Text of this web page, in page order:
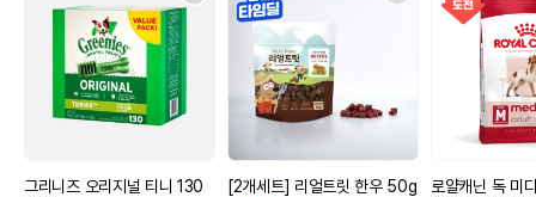
그리니즈 오리지널 티니 130
[2개세트] 리얼트릿 한우 50g
로얄캐닌 독 미